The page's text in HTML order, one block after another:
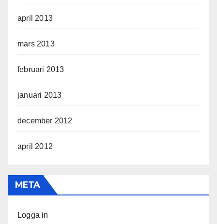
april 2013
mars 2013
februari 2013
januari 2013
december 2012
april 2012
META
Logga in